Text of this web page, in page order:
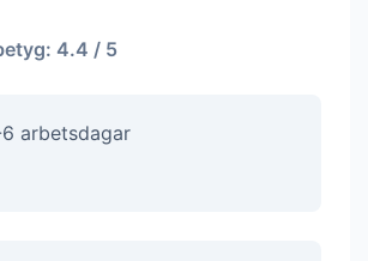
4.4 / 5
arbetsdagar